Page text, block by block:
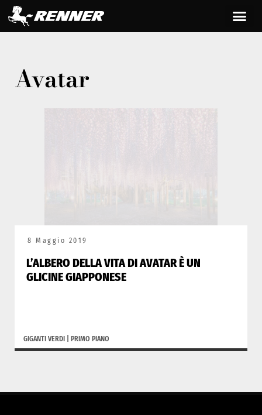
Avatar
8 Maggio 2019
L’ALBERO DELLA VITA DI AVATAR È UN
GLICINE GIAPPONESE
GIGANTI VERDI PRIMO PIANO